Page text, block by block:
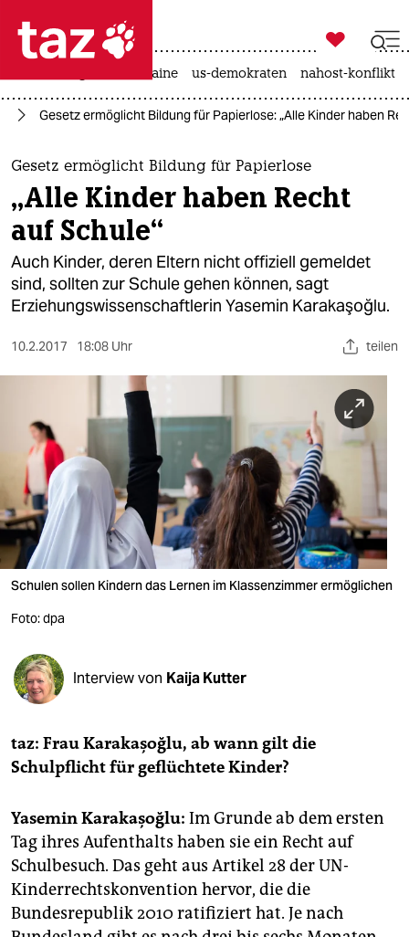
 taz zahl ich
taz zahl ich
themen
politik
öko
gesellschaft
sport
nord
wahrheit
verlag
verlag
fragen & hilfe
abo
epaper login

taz zahl ich
krieg in der ukraine us-demokraten nahost-konflikt
Gesetz ermöglicht Bildung für Papierlose: „Alle Kinder haben
Gesetz ermöglicht Bildung für Papierlose
„Alle Kinder haben Recht
auf Schule“
Auch Kinder, deren Eltern nicht offiziell gemeldet
sind, sollten zur Schule gehen können, sagt
Erziehungswissenschaftlerin Yasemin Karakaşoğlu.
10.2.2017 18:08 Uhr teilen
Schulen sollen Kindern das Lernen im Klassenzimmer ermöglichen
Foto: dpa
Interview von Kaija Kutter
taz: Frau Karakașoğlu, ab wann gilt die
Schulpflicht für geflüchtete Kinder?
Yasemin Karakașoğlu: Im Grunde ab dem ersten
Tag ihres Aufenthalts haben sie ein Recht auf
Schulbesuch. Das geht aus Artikel 28 der UN-
Kinderrechtskonvention hervor, die die
Bundesrepublik 2010 ratifiziert hat. Je nach